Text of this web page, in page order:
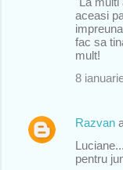
aceasi
fac sa
mult!
8
Razvan
pentru